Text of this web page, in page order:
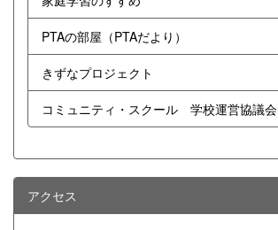
PTAの部屋（PTAだより）
きずなプロジェクト
コミュニティ・スクール 学校運営協議会
アクセス